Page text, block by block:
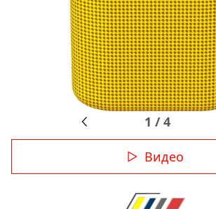
1 /4
Видео